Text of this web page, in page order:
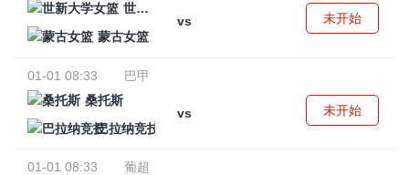
世新大学女篮
vs
蒙古女篮
未开始
01-01 08:33
巴甲
桑托斯
vs
巴拉纳竞技
未开始
01-01 08:33
葡超